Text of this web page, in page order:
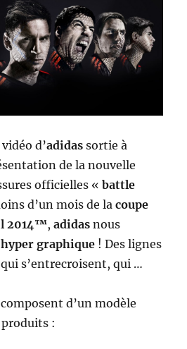
d’adidas sortie à
de la nouvelle
officielles «battle
d’un mois de lacoupe
2014™,adidasnous
hyper graphique ! Des lignes
s’entrecroisent, qui …
d’un modèle
: